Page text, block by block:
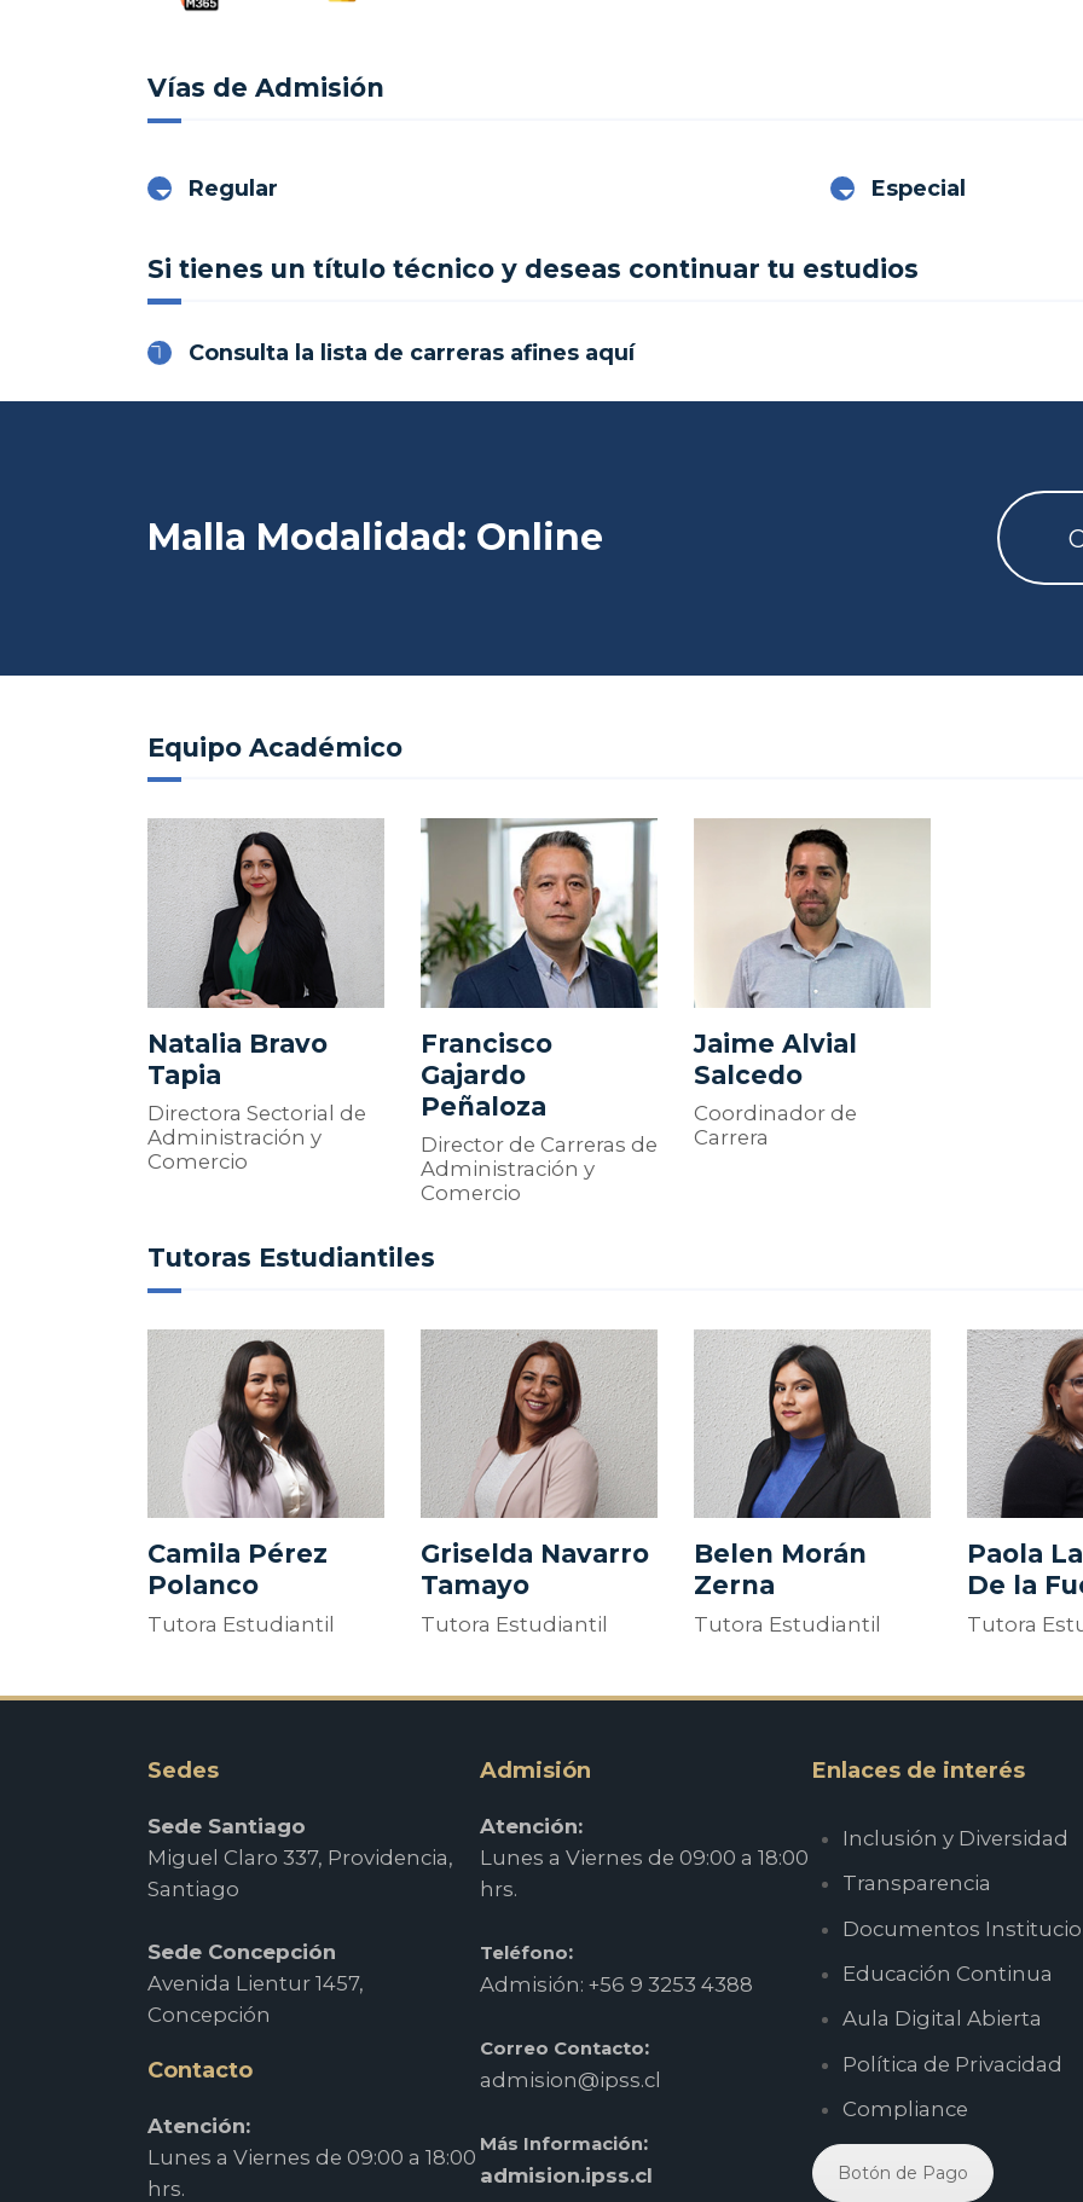
Vías de Admisión
Regular Especial
Si tienes un título técnico y deseas continuar tu estudios
Consulta la lista de carreras afines aquí
Malla Modalidad: Online
Equipo Académico
Natalia Bravo
Tapia
Directora Sectorial de
Administración y
Comercio
Francisco
Gajardo
Peñaloza
Director de Carreras de
Administración y
Comercio
Jaime Alvial
Salcedo
Coordinador de
Carrera
Tutoras Estudiantiles
Camila Pérez
Polanco
Tutora Estudiantil
Griselda Navarro
Tamayo
Tutora Estudiantil
Belen Morán
Zerna
Tutora Estudiantil
Paola
De la
Tutora
Sedes
Sede Santiago
Miguel Claro 337, Providencia,
Santiago
Sede Concepción
Avenida Lientur 1457,
Concepción
Contacto
Atención:
Lunes a Viernes de 09:00 a 18:00
hrs.
Admisión
Atención:
Lunes a Viernes de 09:00 a 18:00
hrs.
Teléfono:
Admisión: +56 9 3253 4388
Correo Contacto:
admision@ipss.cl
Más Información:
admision.ipss.cl
Enlaces de interés
Inclusión y Diversidad
Transparencia
Documentos
Educación Continua
Aula Digital Abierta
Política de Privacidad
Compliance
Botón de Pago